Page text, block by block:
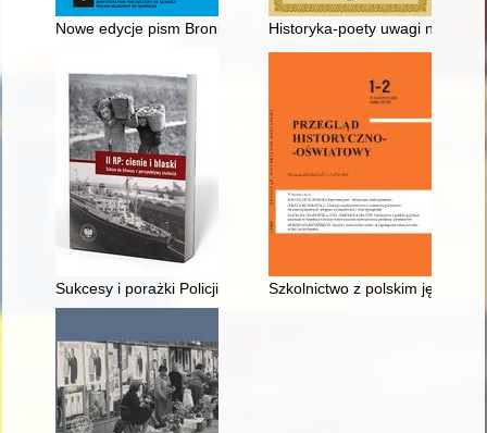
Nowe edycje pism Bronisława PiłsudskiegoHistoryka-poety uwagi nad
Sukcesy i porażki Policji Państwowej w praktyce zwalczania
Szkolnictwo z polskim